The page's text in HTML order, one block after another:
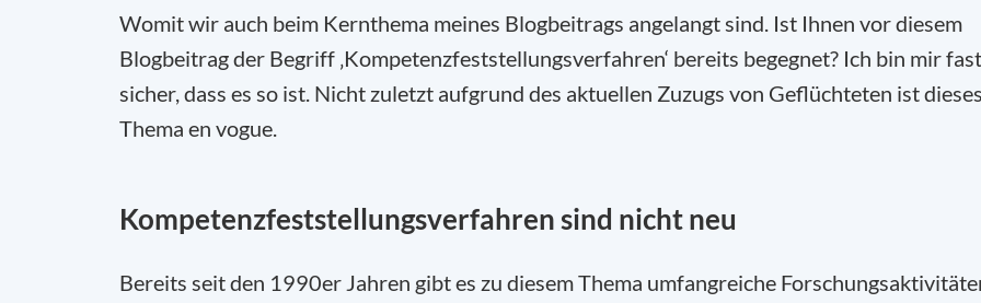
Womit wir auch beim Kernthema meines Blogbeitrags angelangt sind. Ist Ihnen vor diesem
Blogbeitrag der Begriff ‚Kompetenzfeststellungsverfahren‘ bereits begegnet? Ich bin mir fast
sicher, dass es so ist. Nicht zuletzt aufgrund des aktuellen Zuzugs von Geflüchteten ist dieses
Thema en vogue.
Kompetenzfeststellungsverfahren sind nicht neu
Bereits seit den 1990er Jahren gibt es zu diesem Thema umfangreiche